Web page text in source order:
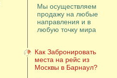
Мы осуществляем
продажу на любые
направления и в
любую точку мира
Как Забронировать
места на рейс из
Москвы в Барнаул?